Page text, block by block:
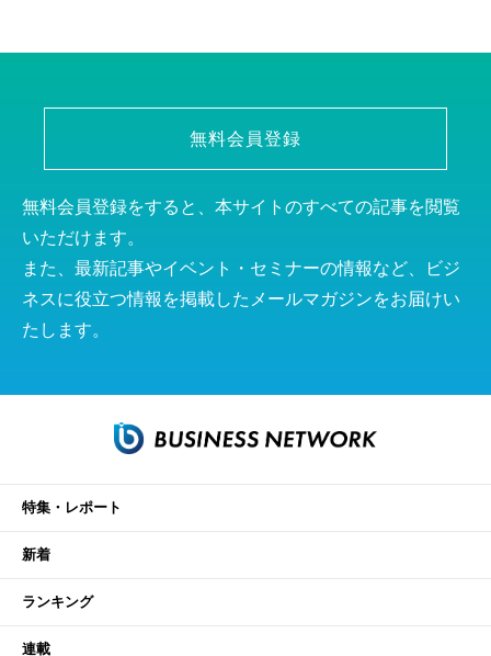
無料会員登録
無料会員登録をすると、本サイトのすべての記事を閲覧
いただけます。
また、最新記事やイベント・セミナーの情報など、ビジ
ネスに役立つ情報を掲載したメールマガジンをお届けい
たします。
特集・レポート
新着
ランキング
連載